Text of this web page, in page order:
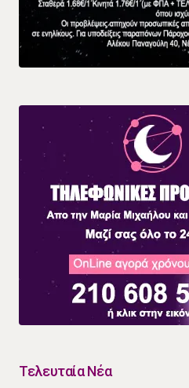
Τελευταία Νέα